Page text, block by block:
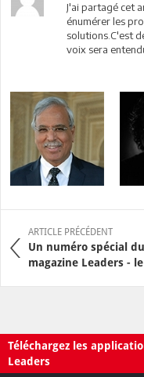
J'ai partagé cet
énumérer les
solutions.C'est
voix sera
ARTICLE PRÉCÉDENT
Un numéro spécial du
magazine Leaders -
Téléchargez les
Leaders